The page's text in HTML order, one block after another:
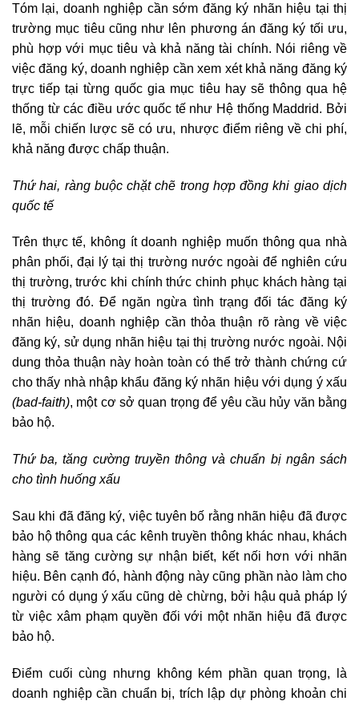
Tóm lại, doanh nghiệp cần sớm đăng ký nhãn hiệu tại thị
trường mục tiêu cũng như lên phương án đăng ký tối ưu,
phù hợp với mục tiêu và khả năng tài chính. Nói riêng về
việc đăng ký, doanh nghiệp cần xem xét khả năng đăng ký
trực tiếp tại từng quốc gia mục tiêu hay sẽ thông qua hệ
thống từ các điều ước quốc tế như Hệ thống Maddrid. Bởi
lẽ, mỗi chiến lược sẽ có ưu, nhược điểm riêng về chi phí,
khả năng được chấp thuận.
Thứ hai, ràng buộc chặt chẽ trong hợp đồng khi giao dịch
quốc tế
Trên thực tế, không ít doanh nghiệp muốn thông qua nhà
phân phối, đại lý tại thị trường nước ngoài để nghiên cứu
thị trường, trước khi chính thức chinh phục khách hàng tại
thị trường đó. Để ngăn ngừa tình trạng đối tác đăng ký
nhãn hiệu, doanh nghiệp cần thỏa thuận rõ ràng về việc
đăng ký, sử dụng nhãn hiệu tại thị trường nước ngoài. Nội
dung thỏa thuận này hoàn toàn có thể trở thành chứng cứ
cho thấy nhà nhập khẩu đăng ký nhãn hiệu với dụng ý xấu
(bad-faith), một cơ sở quan trọng để yêu cầu hủy văn bằng
bảo hộ.
Thứ ba, tăng cường truyền thông và chuẩn bị ngân sách
cho tình huống xấu
Sau khi đã đăng ký, việc tuyên bố rằng nhãn hiệu đã được
bảo hộ thông qua các kênh truyền thông khác nhau, khách
hàng sẽ tăng cường sự nhận biết, kết nối hơn với nhãn
hiệu. Bên cạnh đó, hành động này cũng phần nào làm cho
người có dụng ý xấu cũng dè chừng, bởi hậu quả pháp lý
từ việc xâm phạm quyền đối với một nhãn hiệu đã được
bảo hộ.
Điểm cuối cùng nhưng không kém phần quan trọng, là
doanh nghiệp cần chuẩn bị, trích lập dự phòng khoản chi